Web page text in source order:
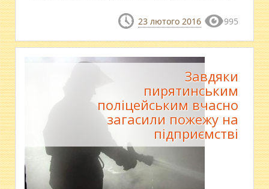
23 лютого 2016 995
Завдяки
пирятинським
поліцейським вчасно
загасили пожежу на
підприємстві